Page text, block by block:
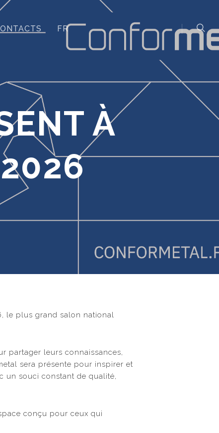
FR
À
le plus grand salon national
partager leurs connaissances,
sera présente pour inspirer et
un souci constant de qualité,
conçu pour ceux qui